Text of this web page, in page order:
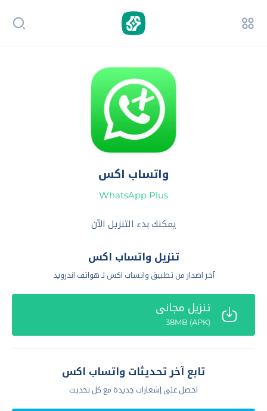
واتساب اكس
WhatsApp Plus
يمكنك بدء التنزيل الآن
تنزيل واتساب اكس
آخر اصدار من تطبيق واتساب اكس لـ هواتف اندرويد
تنزيل مجاني
(APK) 38MB
تابع آخر تحديثات واتساب اكس
احصل على إشعارات جديدة مع كل تحديث